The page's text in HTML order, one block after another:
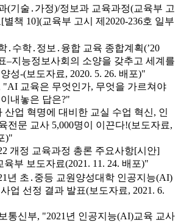
(기술․가정)/정보과 교육과정(교육부 고
별책 10](교육부 고시 제2020-236호 일부
․수학․정보․융합 교육 종합계획(’20
–지능정보사회의 소양을 갖추고 세계를
성-(보도자료, 2020. 5. 26. 배포)"
"AI 교육은 무엇인가, 무엇을 가르쳐야
내놓은 답은?"
산업 혁명에 대비한 교실 수업 혁신, 인
전문 교사 5,000명이 이끈다!(보도자료,
)"
개정 교육과정 총론 주요사항[시안]
육부 보도자료(2021. 11. 24. 배포)"
년 초․중등 교원양성대학 인공지능(AI)
업 선정 결과 발표(보도자료, 2021. 6.
통신부, "2021년 인공지능(AI)교육 교사